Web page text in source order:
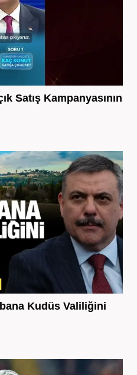
Satış Kampanyasının
Kudüs Valiliğini